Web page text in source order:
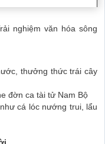
nghiệm văn hóa sông
thưởng thức trái cây
đờn ca tài tử Nam Bộ
cá lóc nướng trui, lẩu